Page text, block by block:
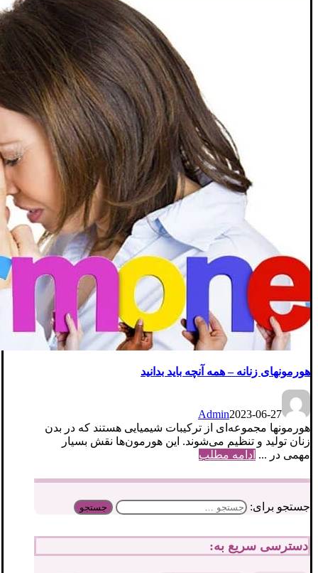
هورمونهای زنانه – همه آنچه باید بدانید
Admin2023-06-27
هورمونها مجموعه‌ای از ترکیبات شیمیایی هستند که در بدن
زنان تولید و تنظیم می‌شوند. این هورمون‌ها نقش بسیار
مهمی در ... ادامه مطلب
جستجو برای:
دسترسی سریع به: